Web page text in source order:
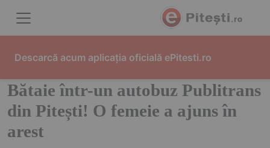
Bătaie într-un autobuz Publitrans
din Pitești! O femeie a ajuns în
arest
Descarcă acum aplicația oficială ePitesti.ro